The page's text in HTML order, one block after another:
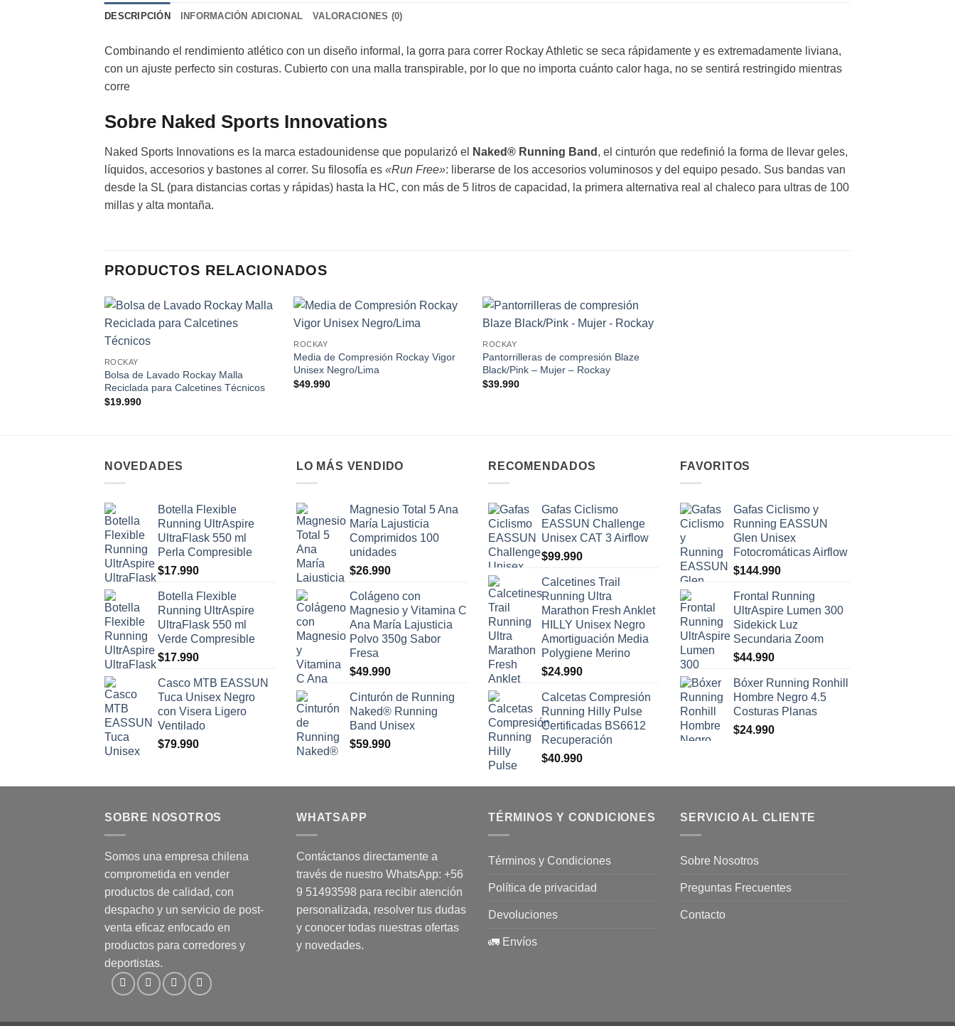
DESCRIPCIÓN INFORMACIÓN ADICIONAL VALORACIONES (0)
Combinando el rendimiento atlético con un diseño informal, la gorra para correr Rockay Athletic se seca rápidamente y es extremadamente liviana,
con un ajuste perfecto sin costuras. Cubierto con una malla transpirable, por lo que no importa cuánto calor haga, no se sentirá restringido mientras
corre
Sobre Naked Sports Innovations
Naked Sports Innovations es la marca estadounidense que popularizó el Naked® Running Band , el cinturón que redefinió la forma de llevar geles,
líquidos, accesorios y bastones al correr. Su filosofía es «Run Free»: liberarse de los accesorios voluminosos y del equipo pesado. Sus bandas van
desde la SL (para distancias cortas y rápidas) hasta la HC, con más de 5 litros de capacidad, la primera alternativa real al chaleco para ultras de 100
millas y alta montaña.
PRODUCTOS RELACIONADOS
ROCKAY
Bolsa de Lavado Rockay Malla
Reciclada para Calcetines Técnicos
$19.990
ROCKAY
Media de Compresión Rockay Vigor
Unisex Negro/Lima
$49.990
ROCKAY
Pantorrilleras de compresión Blaze
Black/Pink – Mujer – Rockay
$39.990
NOVEDADES
Botella Flexible
Running UltrAspire
UltraFlask 550 ml
Perla Compresible
$17.990
Botella Flexible
Running UltrAspire
UltraFlask 550 ml
Verde Compresible
$17.990
Casco MTB EASSUN
Tuca Unisex Negro
con Visera Ligero
Ventilado
$79.990
LO MÁS VENDIDO
Magnesio Total 5 Ana
María Lajusticia
Comprimidos 100
unidades
$26.990
Colágeno con
Magnesio y Vitamina C
Ana María Lajusticia
Polvo 350g Sabor
Fresa
$49.990
Cinturón de Running
Naked® Running
Band Unisex
$59.990
RECOMENDADOS
Gafas Ciclismo
EASSUN Challenge
Unisex CAT 3 Airflow
$99.990
Calcetines Trail
Running Ultra
Marathon Fresh Anklet
HILLY Unisex Negro
Amortiguación Media
Polygiene Merino
$24.990
Calcetas Compresión
Running Hilly Pulse
Certificadas BS6612
Recuperación
$40.990
FAVORITOS
Gafas Ciclismo y
Running EASSUN
Glen Unisex
Fotocromáticas Airflow
$144.990
Frontal Running
UltrAspire Lumen 300
Sidekick Luz
Secundaria Zoom
$44.990
Bóxer Running Ronhill
Hombre Negro 4.5
Costuras Planas
$24.990
SOBRE NOSOTROS
Somos una empresa chilena
comprometida en vender
productos de calidad, con
despacho y un servicio de post-
venta eficaz enfocado en
productos para corredores y
deportistas.
WHATSAPP
Contáctanos directamente a
través de nuestro WhatsApp: +56
9 51493598 para recibir atención
personalizada, resolver tus dudas
y conocer todas nuestras ofertas
y novedades.
TÉRMINOS Y CONDICIONES
Términos y Condiciones
Política de privacidad
Devoluciones
🚛 Envíos
SERVICIO AL CLIENTE
Sobre Nosotros
Preguntas Frecuentes
Contacto